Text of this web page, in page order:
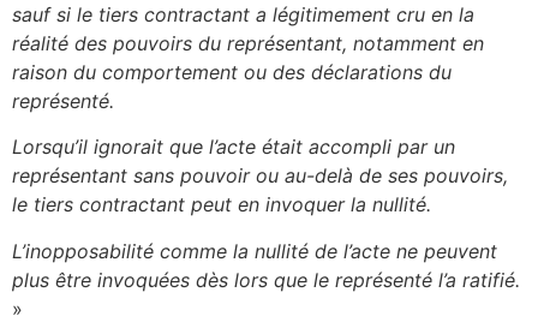
sauf si le tiers contractant a légitimement cru en la
réalité des pouvoirs du représentant, notamment en
raison du comportement ou des déclarations du
représenté.
Lorsqu’il ignorait que l’acte était accompli par un
représentant sans pouvoir ou au-delà de ses pouvoirs,
le tiers contractant peut en invoquer la nullité.
L’inopposabilité comme la nullité de l’acte ne peuvent
plus être invoquées dès lors que le représenté l’a ratifié.
»